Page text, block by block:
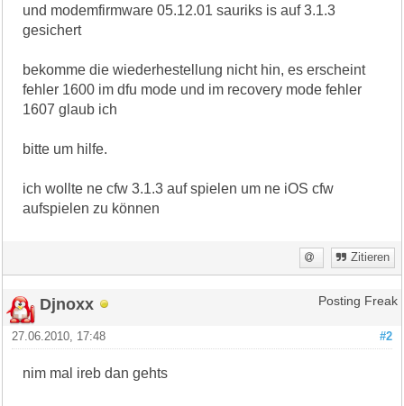
und modemfirmware 05.12.01 sauriks is auf 3.1.3
gesichert
bekomme die wiederhestellung nicht hin, es erscheint
fehler 1600 im dfu mode und im recovery mode fehler
1607 glaub ich
bitte um hilfe.
ich wollte ne cfw 3.1.3 auf spielen um ne iOS cfw
aufspielen zu können
Zitieren
Djnoxx Posting Freak
#2
27.06.2010, 17:48
nim mal ireb dan gehts